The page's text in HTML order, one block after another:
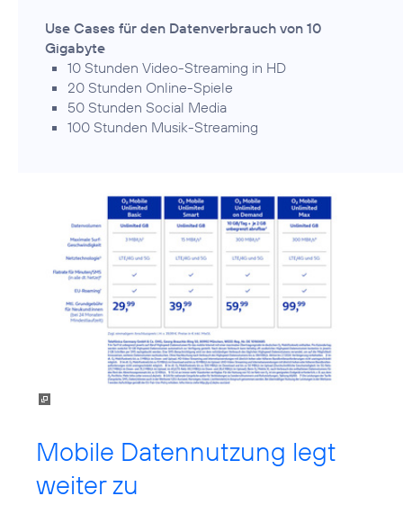
Use Cases für den Datenverbrauch von 10
Gigabyte
10 Stunden Video-Streaming in HD
20 Stunden Online-Spiele
50 Stunden Social Media
100 Stunden Musik-Streaming
Mobile Datennutzung legt
weiter zu